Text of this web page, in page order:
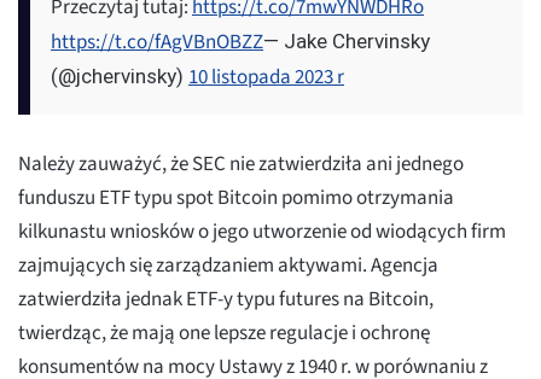
Przeczytaj tutaj:https://t.co/7mwYNWDHRo
https://t.co/fAgVBnOBZZ— Jake Chervinsky
(@jchervinsky) 10 listopada 2023 r
Należy zauważyć, że SEC nie zatwierdziła ani jednego
funduszu ETF typu spot Bitcoin pomimo otrzymania
kilkunastu wniosków o jego utworzenie od wiodących firm
zajmujących się zarządzaniem aktywami. Agencja
zatwierdziła jednak ETF-y typu futures na Bitcoin,
twierdząc, że mają one lepsze regulacje i ochronę
konsumentów na mocy Ustawy z 1940 r. w porównaniu z